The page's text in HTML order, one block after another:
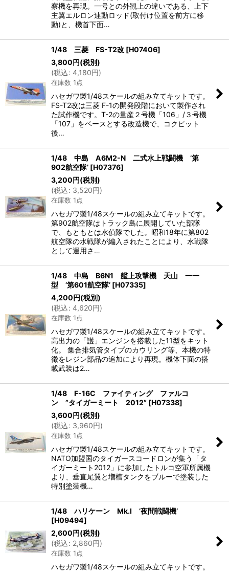
察機を再現。一号との外観上の違いである、上下
主翼エルロン連動ロッド(取付け位置を前方に移
動)と、機首下面…
1/48 三菱 FS-T2改 [H07406]
3,800円(税別)
(税込: 4,180円)
在庫数 1点
ハセガワ製1/48スケールの組み立てキットです。
FS-T2改は三菱 F-1の開発段階において製作され
た試作機です。T-2の量産２号機「106」/３号機
「107」をベースとする改造機で、コクピット
後…
1/48 中島 A6M2-N 二式水上戦闘機 ’第
902航空隊’ [H07376]
3,200円(税別)
(税込: 3,520円)
在庫数 1点
ハセガワ製1/48スケールの組み立てキットです。
第902航空隊はトラック島に展開していた部隊
で、もともとは水偵隊でした。昭和18年に第802
航空隊の水戦隊が編入されたことにより、水戦隊
として運用さ…
1/48 中島 B6N1 艦上攻撃機 天山 一一
型 ’第601航空隊’ [H07335]
4,200円(税別)
(税込: 4,620円)
在庫数 1点
ハセガワ製1/48スケールの組み立てキットです。
高出力の「護」エンジンを搭載した11型をキット
化。 集合排気管タイプのカウリング等、本機の特
徴をレジン部品の追加により再現。機体下面の搭
載武装は2…
1/48 F-16C ファイティング ファルコ
ン ”タイガーミート 2012” [H07338]
3,600円(税別)
(税込: 3,960円)
在庫数 1点
ハセガワ製1/48スケールの組み立てキットです。
NATO加盟国のタイガースコードロンが集う「タ
イガーミート2012」に参加したトルコ空軍所属機
より、垂直尾翼と増槽タンクをブルーで塗装した
特別塗装機…
1/48 ハリケーン Mk.I ’夜間戦闘機’
[H09494]
2,600円(税別)
(税込: 2,860円)
在庫数 1点
ハセガワ製1/48スケールの組み立てキットです。